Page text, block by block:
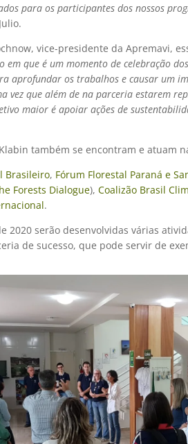
para os participantes dos nossos
vice-presidente da Apremavi,
em que é um momento de celebração
aprofundar os trabalhos e causar um
vez que além de na parceria estarem
maior é apoiar ações de
também se encontram e atuam
Brasileiro, Fórum Florestal Paraná e
Forests Dialogue), Coalizão Brasil
.
2020 serão desenvolvidas várias
de sucesso, que pode servir de